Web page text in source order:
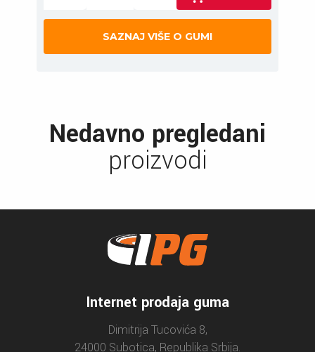
SAZNAJ VIŠE O GUMI
Nedavno pregledani
proizvodi
Internet prodaja guma
Dimitrija Tucovića 8,
24000 Subotica, Republika Srbija.